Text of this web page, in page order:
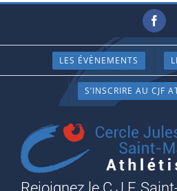
Passer
contenu
LES ÉVÈNEMENTS
S’INSCRIRE AU CJF